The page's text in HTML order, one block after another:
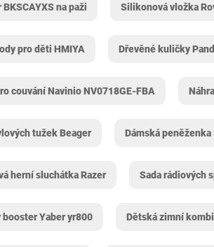
na paži Silikonová vložka
pro děti HMIYA Dřevěné kuličky
couvání Navinio NV0718GE-FBA
tužek Beager Dámská
herní sluchátka Razer Sada rádiových
booster Yaber yr800 Dětská zimní